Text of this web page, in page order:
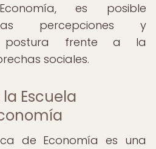
es posible
percepciones y
postura frente a la
sociales.
Escuela
de Economía es una